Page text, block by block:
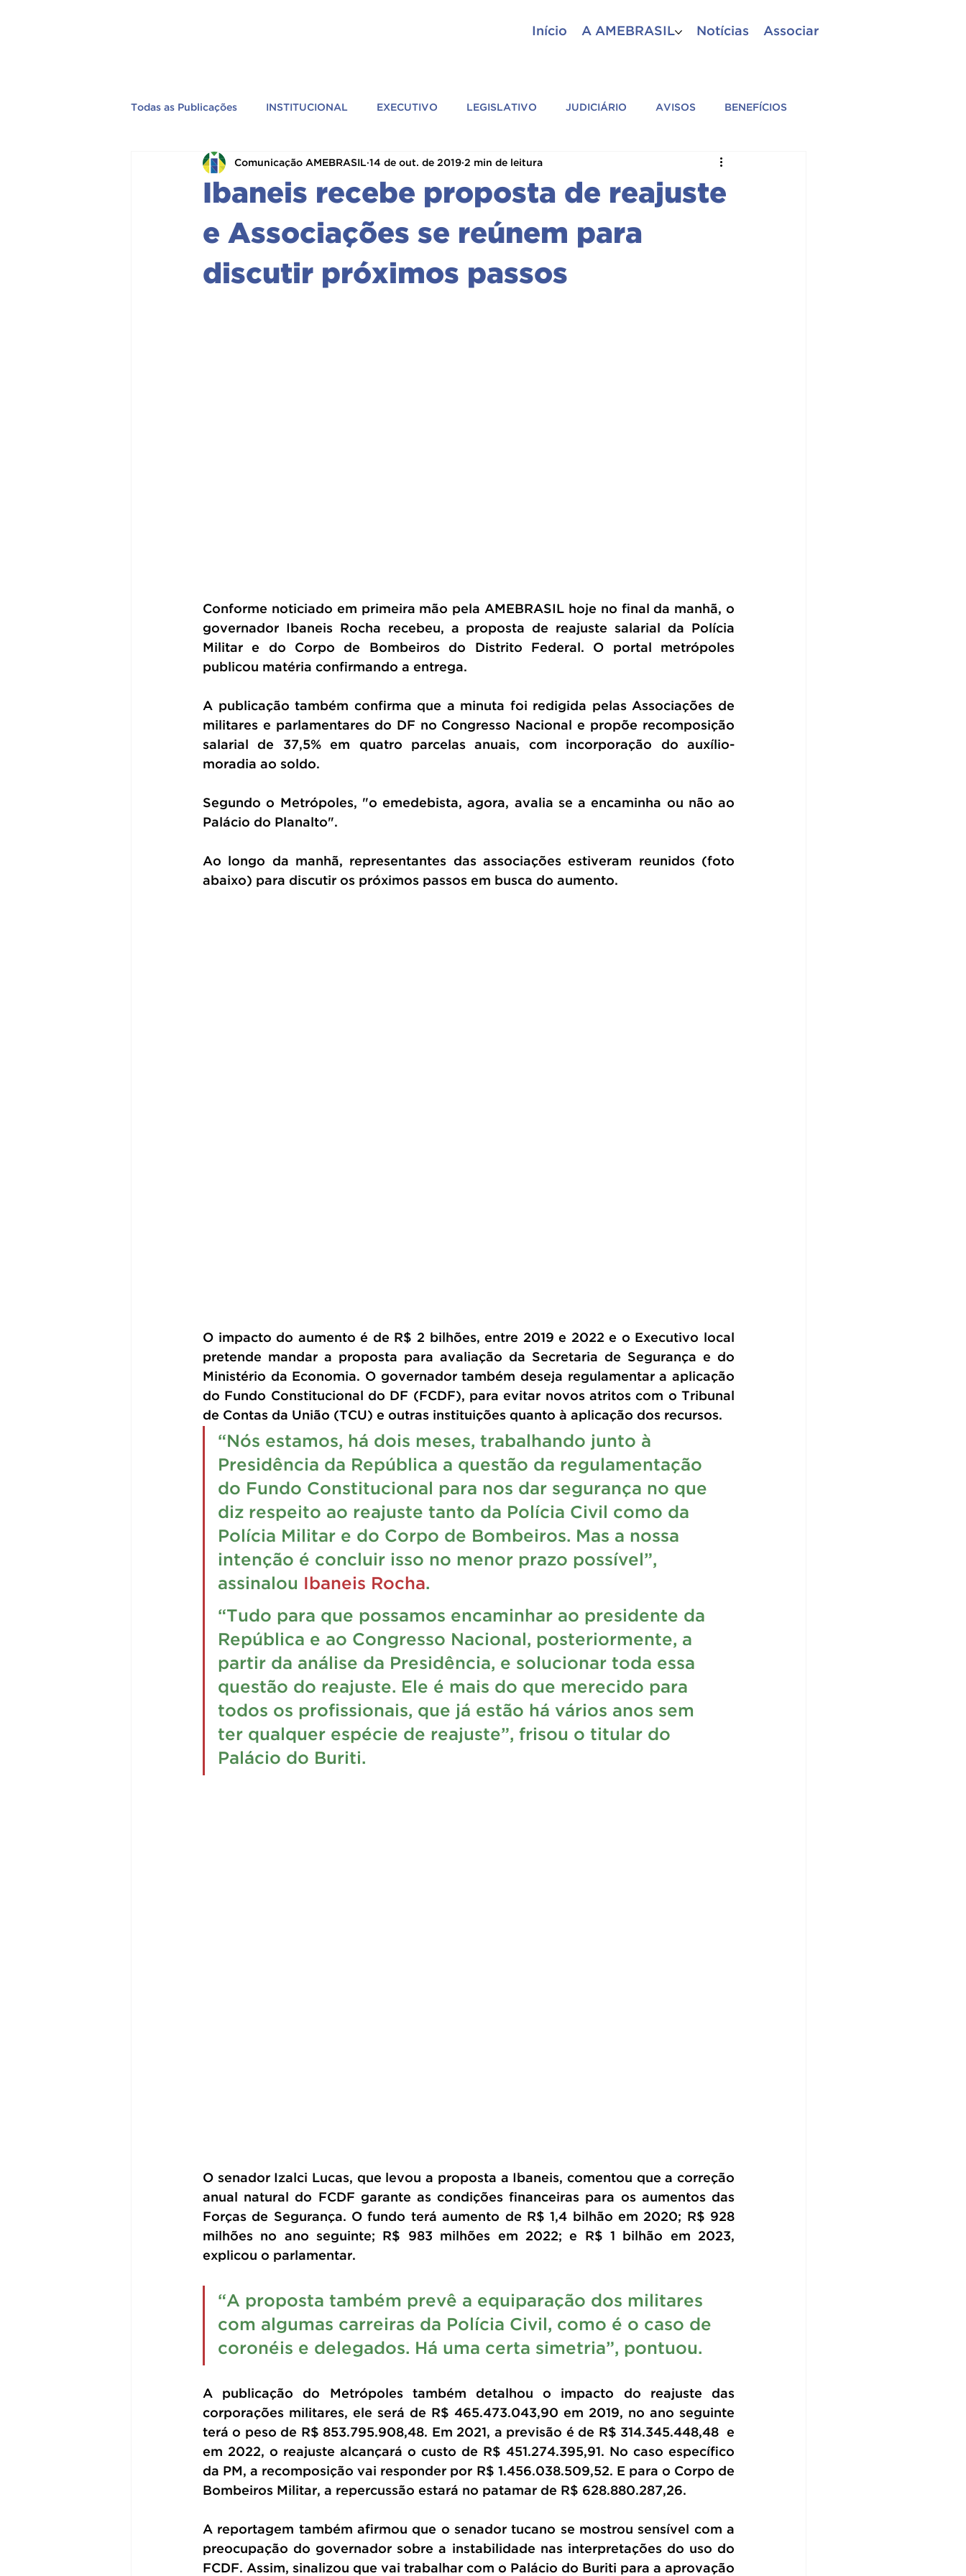
Início A AMEBRASIL Notícias Associar
Todas as Publicações INSTITUCIONAL EXECUTIVO LEGISLATIVO JUDICIÁRIO AVISOS BENEFÍCIOS
EVENTOS PREVIDÊNCIA ASSESSORIA PARLAMENTAR GERAL CBM
TV AMEBRASIL PELO BRASIL CIÊNCIAS POLICIAIS PARCEIROS
Ibaneis recebe proposta de reajuste
e Associações se reúnem para
discutir próximos passos
Comunicação AMEBRASIL 14 de out. de 2019 2 min de leitura
Conforme noticiado em primeira mão pela AMEBRASIL hoje no final da manhã, o
governador Ibaneis Rocha recebeu, a proposta de reajuste salarial da Polícia
Militar e do Corpo de Bombeiros do Distrito Federal. O portal metrópoles
publicou matéria confirmando a entrega.
A publicação também confirma que a minuta foi redigida pelas Associações de
militares e parlamentares do DF no Congresso Nacional e propõe recomposição
salarial de 37,5% em quatro parcelas anuais, com incorporação do auxílio-
moradia ao soldo.
Segundo o Metrópoles, "o emedebista, agora, avalia se a encaminha ou não ao
Palácio do Planalto".
Ao longo da manhã, representantes das associações estiveram reunidos (foto
abaixo) para discutir os próximos passos em busca do aumento.
O impacto do aumento é de R$ 2 bilhões, entre 2019 e 2022 e o Executivo local
pretende mandar a proposta para avaliação da Secretaria de Segurança e do
Ministério da Economia. O governador também deseja regulamentar a aplicação
do Fundo Constitucional do DF (FCDF), para evitar novos atritos com o Tribunal
de Contas da União (TCU) e outras instituições quanto à aplicação dos recursos.
“Nós estamos, há dois meses, trabalhando junto à
Presidência da República a questão da regulamentação
do Fundo Constitucional para nos dar segurança no que
diz respeito ao reajuste tanto da Polícia Civil como da
Polícia Militar e do Corpo de Bombeiros. Mas a nossa
intenção é concluir isso no menor prazo possível”,
assinalou Ibaneis Rocha.
“Tudo para que possamos encaminhar ao presidente da
República e ao Congresso Nacional, posteriormente, a
partir da análise da Presidência, e solucionar toda essa
questão do reajuste. Ele é mais do que merecido para
todos os profissionais, que já estão há vários anos sem
ter qualquer espécie de reajuste”, frisou o titular do
Palácio do Buriti.
O senador Izalci Lucas, que levou a proposta a Ibaneis, comentou que a correção
anual natural do FCDF garante as condições financeiras para os aumentos das
Forças de Segurança. O fundo terá aumento de R$ 1,4 bilhão em 2020; R$ 928
milhões no ano seguinte; R$ 983 milhões em 2022; e R$ 1 bilhão em 2023,
explicou o parlamentar.
“A proposta também prevê a equiparação dos militares
com algumas carreiras da Polícia Civil, como é o caso de
coronéis e delegados. Há uma certa simetria”, pontuou.
A publicação do Metrópoles também detalhou o impacto do reajuste das
corporações militares, ele será de R$ 465.473.043,90 em 2019, no ano seguinte
terá o peso de R$ 853.795.908,48. Em 2021, a previsão é de R$ 314.345.448,48  e
em 2022, o reajuste alcançará o custo de R$ 451.274.395,91. No caso específico
da PM, a recomposição vai responder por R$ 1.456.038.509,52. E para o Corpo de
Bombeiros Militar, a repercussão estará no patamar de R$ 628.880.287,26.
A reportagem também afirmou que o senador tucano se mostrou sensível com a
preocupação do governador sobre a instabilidade nas interpretações do uso do
FCDF. Assim, sinalizou que vai trabalhar com o Palácio do Buriti para a aprovação